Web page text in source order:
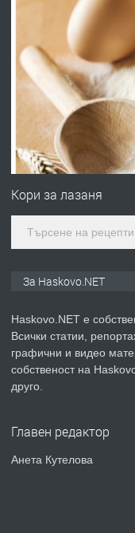
ПРЕДЛАГА
ПРЕДЛАГА
ПРЕДЛАГА
Кори за лазаня
За Haskovo.NET
Haskovo.NET е
Всички статии,
графични и видео
собственост на
друго.
Главен редактор
Анета Кутелова